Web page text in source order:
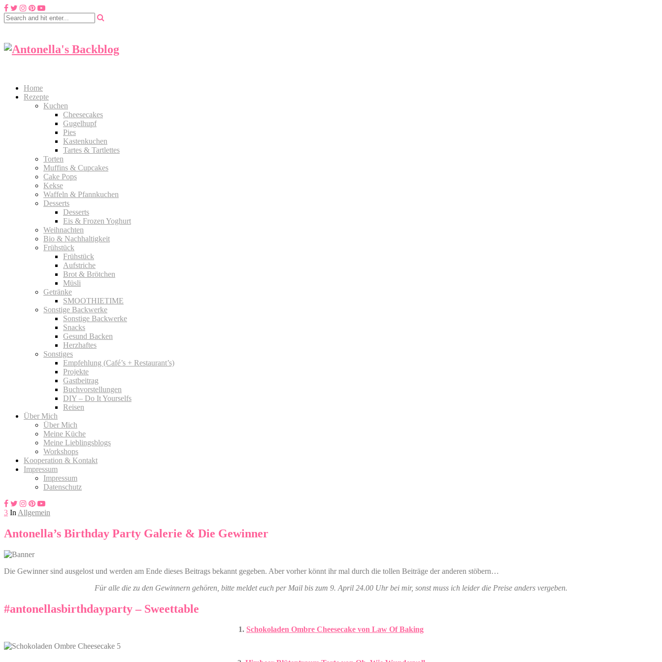
Home
Rezepte
Kuchen
Cheesecakes
Gugelhupf
Pies
Kastenkuchen
Tartes & Tartlettes
Torten
Muffins & Cupcakes
Cake Pops
Kekse
Waffeln & Pfannkuchen
Desserts
Desserts
Eis & Frozen Yoghurt
Weihnachten
Bio & Nachhaltigkeit
Frühstück
Frühstück
Aufstriche
Brot & Brötchen
Müsli
Getränke
SMOOTHIETIME
Sonstige Backwerke
Sonstige Backwerke
Snacks
Gesund Backen
Herzhaftes
Sonstiges
Empfehlung (Café’s + Restaurant’s)
Projekte
Gastbeitrag
Buchvorstellungen
DIY – Do It Yourselfs
Reisen
Über Mich
Über Mich
Meine Küche
Meine Lieblingsblogs
Workshops
Kooperation & Kontakt
Impressum
Impressum
Datenschutz
3 In Allgemein
Antonella’s Birthday Party Galerie & Die Gewinner
Die Gewinner sind ausgelost und werden am Ende dieses Beitrags bekannt gegeben. Aber vorher könnt ihr mal durch die tollen Beiträge der anderen stöbern…
Für alle die zu den Gewinnern gehören, bitte meldet euch per Mail bis zum 9. April 24.00 Uhr bei mir, sonst muss ich leider die Preise anders vergeben.
#antonellasbirthdayparty – Sweettable
1. Schokoladen Ombre Cheesecake von Law Of Baking